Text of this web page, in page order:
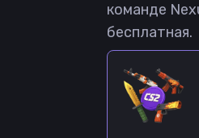
команде
бесплатная.